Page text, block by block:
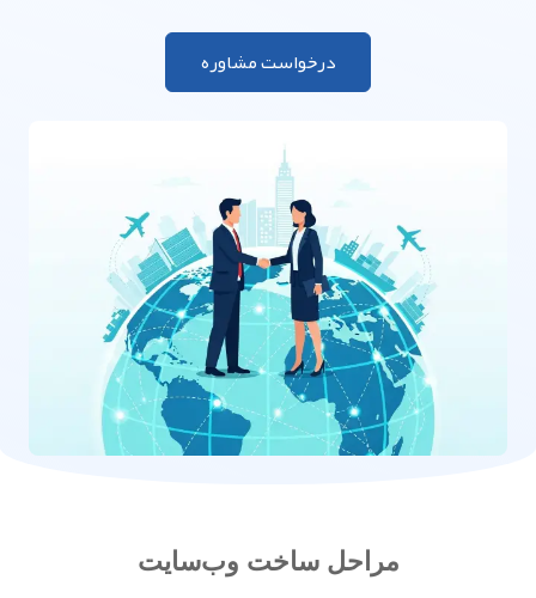
درخواست مشاوره
مراحل ساخت وب‌سایت